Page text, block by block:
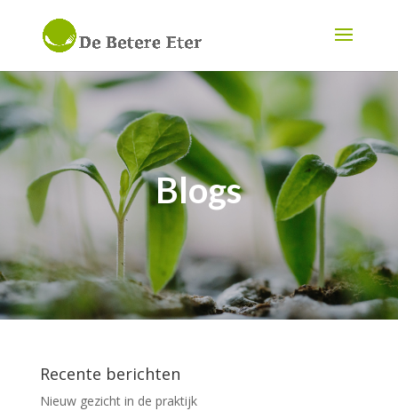
Blogs
Recente berichten
Nieuw gezicht in de praktijk